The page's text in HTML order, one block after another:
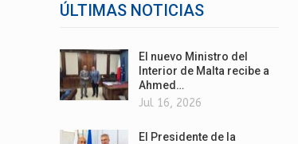
ÚLTIMAS NOTICIAS
El nuevo Ministro del
Interior de Malta recibe a
Ahmed…
Jul 16, 2026
El Presidente de la